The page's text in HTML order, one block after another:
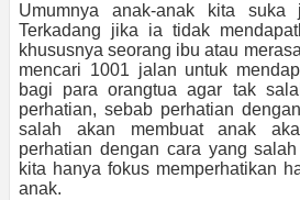
Umumnya anak-anak kita suka
Terkadang jika ia tidak
khususnya seorang ibu atau
mencari 1001 jalan untuk
bagi para orangtua agar tak
perhatian, sebab perhatian
salah akan membuat anak
perhatian dengan cara yang
kita hanya fokus memperhatikan
anak.